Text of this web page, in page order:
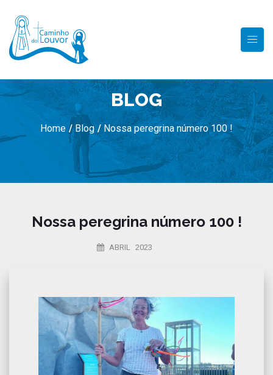
BLOG
Home /Blog /Nossa peregrina número 100 !
Nossa peregrina número 100 !
ABRIL 2023